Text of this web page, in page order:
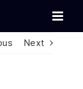
Next